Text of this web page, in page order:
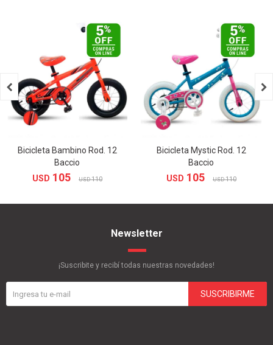
Bicicleta Bambino Rod. 12
Baccio
USD 105 USD 110
Bicicleta Mystic Rod. 12
Baccio
USD 105 USD 110
 
Newsletter
¡Suscribite y recibí todas nuestras novedades!
SUSCRIBIRME